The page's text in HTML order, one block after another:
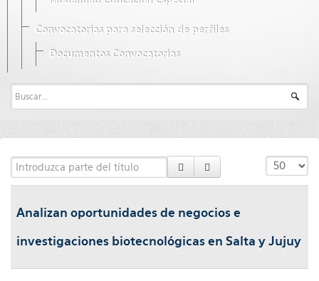
Convocatorias para selección de perfiles
Documentos Convocatorias
Analizan oportunidades de negocios e
investigaciones biotecnológicas en Salta y Jujuy